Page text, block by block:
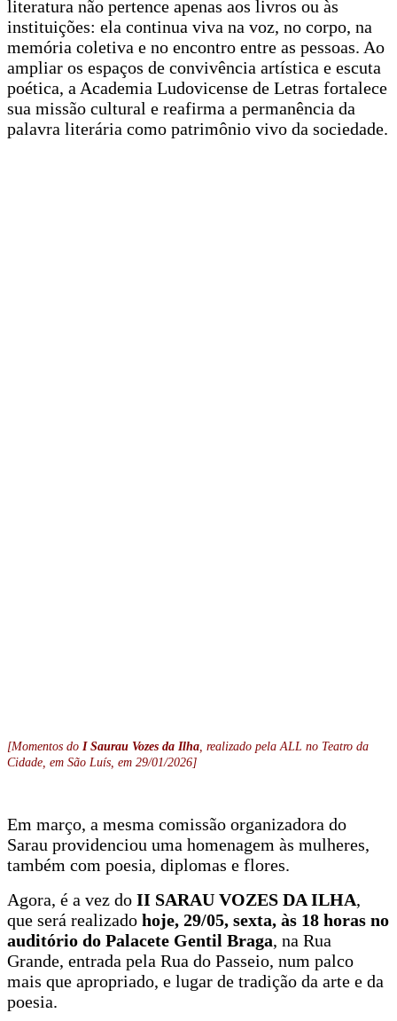
literatura não pertence apenas aos livros ou às
instituições: ela continua viva na voz, no corpo, na
memória coletiva e no encontro entre as pessoas. Ao
ampliar os espaços de convivência artística e escuta
poética, a Academia Ludovicense de Letras fortalece
sua missão cultural e reafirma a permanência da
palavra literária como patrimônio vivo da sociedade.
[Momentos do I Saurau Vozes da Ilha , realizado pela ALL no Teatro da
Cidade, em São Luís, em 29/01/2026]
Em março, a mesma comissão organizadora do
Sarau providenciou uma homenagem às mulheres,
também com poesia, diplomas e flores.
Agora, é a vez do II SARAU VOZES DA ILHA,
que será realizado hoje, 29/05, sexta, às 18 horas no
auditório do Palacete Gentil Braga, na Rua
Grande, entrada pela Rua do Passeio, num palco
mais que apropriado, e lugar de tradição da arte e da
poesia.